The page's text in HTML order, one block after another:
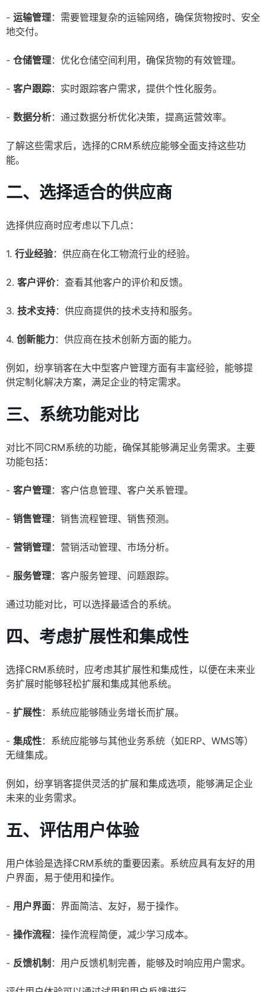
- 运输管理：需要管理复杂的运输网络，确保货物按时、安全
地交付。
- 仓储管理：优化仓储空间利用，确保货物的有效管理。
- 客户跟踪：实时跟踪客户需求，提供个性化服务。
- 数据分析：通过数据分析优化决策，提高运营效率。
了解这些需求后，选择的CRM系统应能够全面支持这些功
能。
二、选择适合的供应商
选择供应商时应考虑以下几点：
1. 行业经验：供应商在化工物流行业的经验。
2. 客户评价：查看其他客户的评价和反馈。
3. 技术支持：供应商提供的技术支持和服务。
4. 创新能力：供应商在技术创新方面的能力。
例如，纷享销客在大中型客户管理方面有丰富经验，能够提
供定制化解决方案，满足企业的特定需求。
三、系统功能对比
对比不同CRM系统的功能，确保其能够满足业务需求。主要
功能包括：
- 客户管理：客户信息管理、客户关系管理。
- 销售管理：销售流程管理、销售预测。
- 营销管理：营销活动管理、市场分析。
- 服务管理：客户服务管理、问题跟踪。
通过功能对比，可以选择最适合的系统。
四、考虑扩展性和集成性
选择CRM系统时，应考虑其扩展性和集成性，以便在未来业
务扩展时能够轻松扩展和集成其他系统。
- 扩展性：系统应能够随业务增长而扩展。
- 集成性：系统应能够与其他业务系统（如ERP、WMS等）
无缝集成。
例如，纷享销客提供灵活的扩展和集成选项，能够满足企业
未来的业务需求。
五、评估用户体验
用户体验是选择CRM系统的重要因素。系统应具有友好的用
户界面，易于使用和操作。
- 用户界面：界面简洁、友好，易于操作。
- 操作流程：操作流程简便，减少学习成本。
- 反馈机制 ：用户反馈机制完善，能够及时响应用户需求。